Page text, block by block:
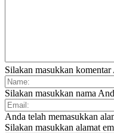
Silakan masukkan komentar
Silakan masukkan nama
Anda telah memasukkan
Silakan masukkan alamat